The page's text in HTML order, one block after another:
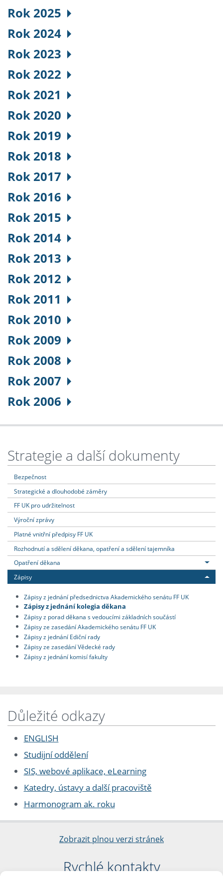
Rok 2025
Rok 2024
Rok 2023
Rok 2022
Rok 2021
Rok 2020
Rok 2019
Rok 2018
Rok 2017
Rok 2016
Rok 2015
Rok 2014
Rok 2013
Rok 2012
Rok 2011
Rok 2010
Rok 2009
Rok 2008
Rok 2007
Rok 2006
Strategie a další dokumenty
Bezpečnost
Strategické a dlouhodobé záměry
FF UK pro udržitelnost
Výroční zprávy
Platné vnitřní předpisy FF UK
Rozhodnutí a sdělení děkana, opatření a sdělení tajemníka
Opatření děkana
Zápisy
Zápisy z jednání předsednictva Akademického senátu FF UK
Zápisy z jednání kolegia děkana
Zápisy z porad děkana s vedoucími základních součástí
Zápisy ze zasedání Akademického senátu FF UK
Zápisy z jednání Ediční rady
Zápisy ze zasedání Vědecké rady
Zápisy z jednání komisí fakulty
Důležité odkazy
ENGLISH
Studijní oddělení
SIS, webové aplikace, eLearning
Katedry, ústavy a další pracoviště
Harmonogram ak. roku
Zobrazit plnou verzi stránek
Rychlé kontakty